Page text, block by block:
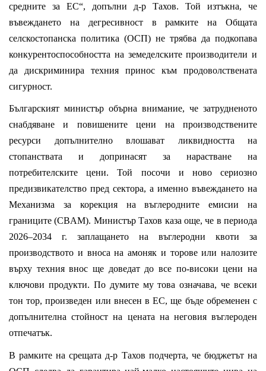
средните за ЕС“, допълни д-р Тахов. Той изтъкна, че
въвеждането на дегресивност в рамките на Общата
селскостопанска политика (ОСП) не трябва да подкопава
конкурентоспособността на земеделските производители и
да дискриминира техния принос към продоволствената
сигурност.
Българският министър обърна внимание, че затрудненото
снабдяване и повишените цени на производствените
ресурси допълнително влошават ликвидността на
стопанствата и допринасят за нарастване на
потребителските цени. Той посочи и ново сериозно
предизвикателство пред сектора, а именно въвеждането на
Механизма за корекция на въглеродните емисии на
границите (CBAM). Министър Тахов каза още, че в периода
2026–2034 г. заплащането на въглеродни квоти за
производството и вноса на амоняк и торове или налозите
върху техния внос ще доведат до все по-високи цени на
ключови продукти. По думите му това означава, че всеки
тон тор, произведен или внесен в ЕС, ще бъде обременен с
допълнителна стойност на цената на неговия въглероден
отпечатък.
В рамките на срещата д-р Тахов подчерта, че бюджетът на